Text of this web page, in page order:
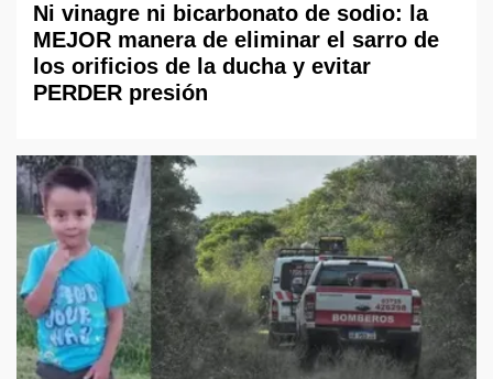
Ni vinagre ni bicarbonato de sodio: la
MEJOR manera de eliminar el sarro de
los orificios de la ducha y evitar
PERDER presión